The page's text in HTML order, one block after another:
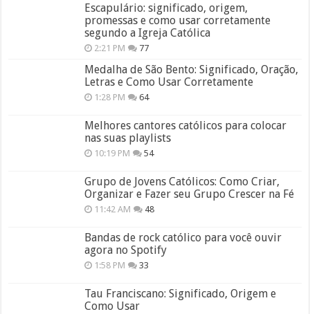
Escapulário: significado, origem,
promessas e como usar corretamente
segundo a Igreja Católica
2:21 PM 77
Medalha de São Bento: Significado, Oração,
Letras e Como Usar Corretamente
1:28 PM 64
Melhores cantores católicos para colocar
nas suas playlists
10:19 PM 54
Grupo de Jovens Católicos: Como Criar,
Organizar e Fazer seu Grupo Crescer na Fé
11:42 AM 48
Bandas de rock católico para você ouvir
agora no Spotify
1:58 PM 33
Tau Franciscano: Significado, Origem e
Como Usar